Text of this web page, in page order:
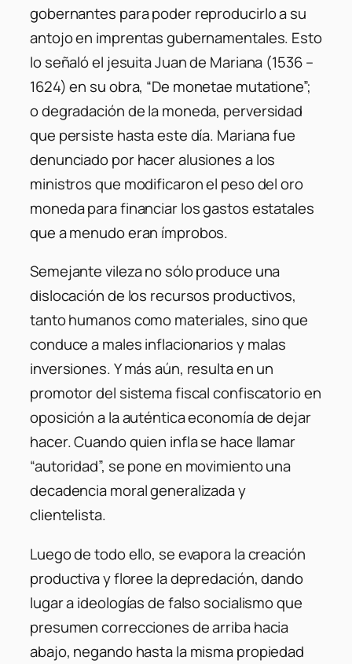
gobernantes para poder reproducirlo a su
antojo en imprentas gubernamentales. Esto
lo señaló el jesuita Juan de Mariana (1536 –
1624) en su obra, “De monetae mutatione”;
o degradación de la moneda, perversidad
que persiste hasta este día. Mariana fue
denunciado por hacer alusiones a los
ministros que modificaron el peso del oro
moneda para financiar los gastos estatales
que a menudo eran ímprobos.
Semejante vileza no sólo produce una
dislocación de los recursos productivos,
tanto humanos como materiales, sino que
conduce a males inflacionarios y malas
inversiones. Y más aún, resulta en un
promotor del sistema fiscal confiscatorio en
oposición a la auténtica economía de dejar
hacer. Cuando quien infla se hace llamar
“autoridad”, se pone en movimiento una
decadencia moral generalizada y
clientelista.
Luego de todo ello, se evapora la creación
productiva y floree la depredación, dando
lugar a ideologías de falso socialismo que
presumen correcciones de arriba hacia
abajo, negando hasta la misma propiedad